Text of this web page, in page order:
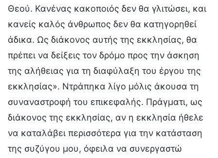
Θεού. Κανένας κακοποιός δεν θα γλιτώσει, και
κανείς καλός άνθρωπος δεν θα κατηγορηθεί
άδικα. Ως διάκονος αυτής της εκκλησίας, θα
πρέπει να δείξεις τον δρόμο προς την άσκηση
της αλήθειας για τη διαφύλαξη του έργου της
εκκλησίας». Ντράπηκα λίγο μόλις άκουσα τη
συναναστροφή του επικεφαλής. Πράγματι, ως
διάκονος της εκκλησίας, αν η εκκλησία ήθελε
να καταλάβει περισσότερα για την κατάσταση
της συζύγου μου, όφειλα να συνεργαστώ